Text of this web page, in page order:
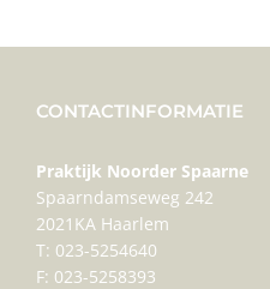
CONTACTINFORMATIE
Praktijk Noorder Spaarne
Spaarndamseweg 242
2021KA Haarlem
T: 023-5254640
F: 023-5258393